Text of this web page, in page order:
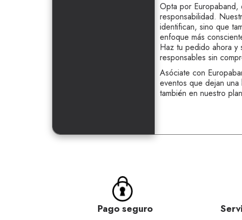
Opta por Europaband,
responsabilidad.
identifican, sino que
enfoque más
Haz tu pedido ahora y
responsables sin
Asóciate con
eventos que dejan
también en nuestro
Pago seguro